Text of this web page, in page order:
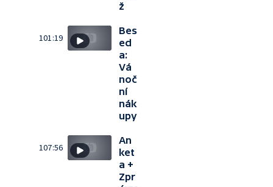
ž
101:19
Bes
ed
a:
Vá
noč
ní
nák
upy
107:56
An
ket
a +
Zpr